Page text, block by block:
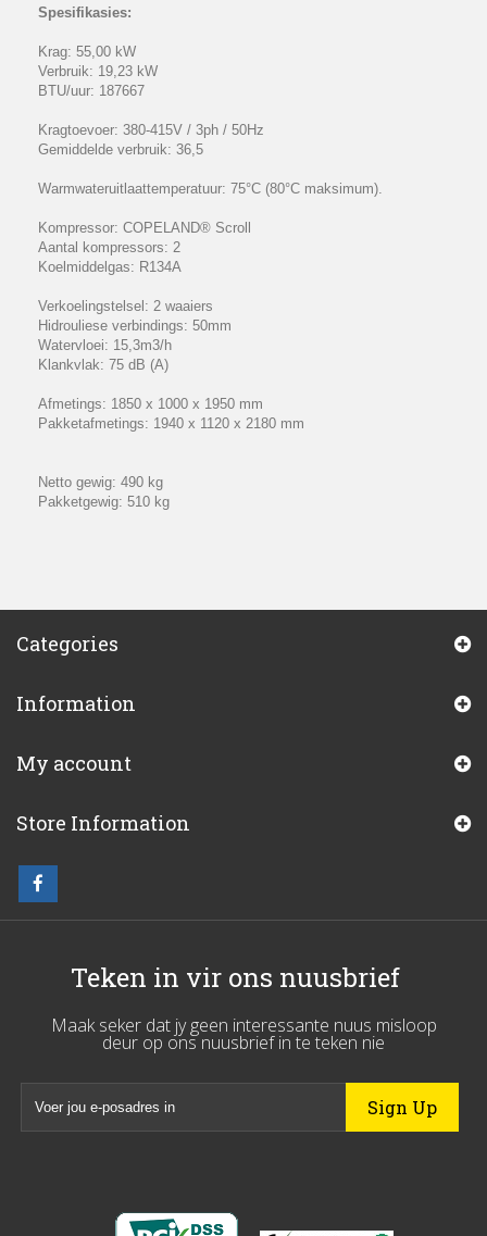
Spesifikasies:
Krag: 55,00 kW
Verbruik: 19,23 kW
BTU/uur: 187667
Kragtoevoer: 380-415V / 3ph / 50Hz
Gemiddelde verbruik: 36,5
Warmwateruitlaattemperatuur: 75°C (80°C maksimum).
Kompressor: COPELAND® Scroll
Aantal kompressors: 2
Koelmiddelgas: R134A
Verkoelingstelsel: 2 waaiers
Hidrouliese verbindings: 50mm
Watervloei: 15,3m3/h
Klankvlak: 75 dB (A)
Afmetings: 1850 x 1000 x 1950 mm
Pakketafmetings: 1940 x 1120 x 2180 mm
Netto gewig: 490 kg
Pakketgewig: 510 kg
Categories
Information
My account
Store Information
Teken in vir ons nuusbrief
Maak seker dat jy geen interessante nuus misloop
deur op ons nuusbrief in te teken nie